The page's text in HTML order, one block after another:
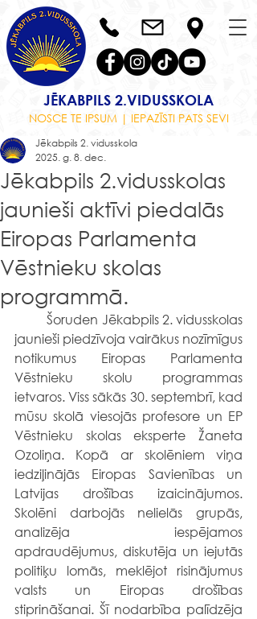
JĒKABPILS 2.VIDUSSKOLA
NOSCE TE IPSUM | IEPAZĪSTI PATS SEVI
Jēkabpils 2.vidusskolas
jaunieši aktīvi piedalās
Eiropas Parlamenta
Vēstnieku skolas
programmā.
Jēkabpils 2. vidusskola
2025. g. 8. dec.
	Šoruden Jēkabpils 2. vidusskolas
jaunieši piedzīvoja vairākus nozīmīgus
notikumus Eiropas Parlamenta
Vēstnieku skolu programmas
ietvaros. Viss sākās 30. septembrī, kad
mūsu skolā viesojās profesore un EP
Vēstnieku skolas eksperte Žaneta
Ozoliņa. Kopā ar skolēniem viņa
iedziļinājās Eiropas Savienības un
Latvijas drošības izaicinājumos.
Skolēni darbojās nelielās grupās,
analizēja iespējamos
apdraudējumus, diskutēja un iejutās
politiķu lomās, meklējot risinājumus
valsts un Eiropas drošības
stiprināšanai. Šī nodarbība palīdzēja